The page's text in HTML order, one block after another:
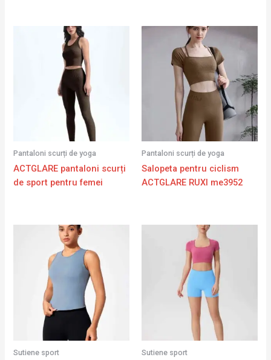
Pantaloni scurți de yoga
ACTGLARE pantaloni scurți
de sport pentru femei
Pantaloni scurți de yoga
Salopeta pentru ciclism
ACTGLARE RUXI me3952
Sutiene sport Sutiene sport